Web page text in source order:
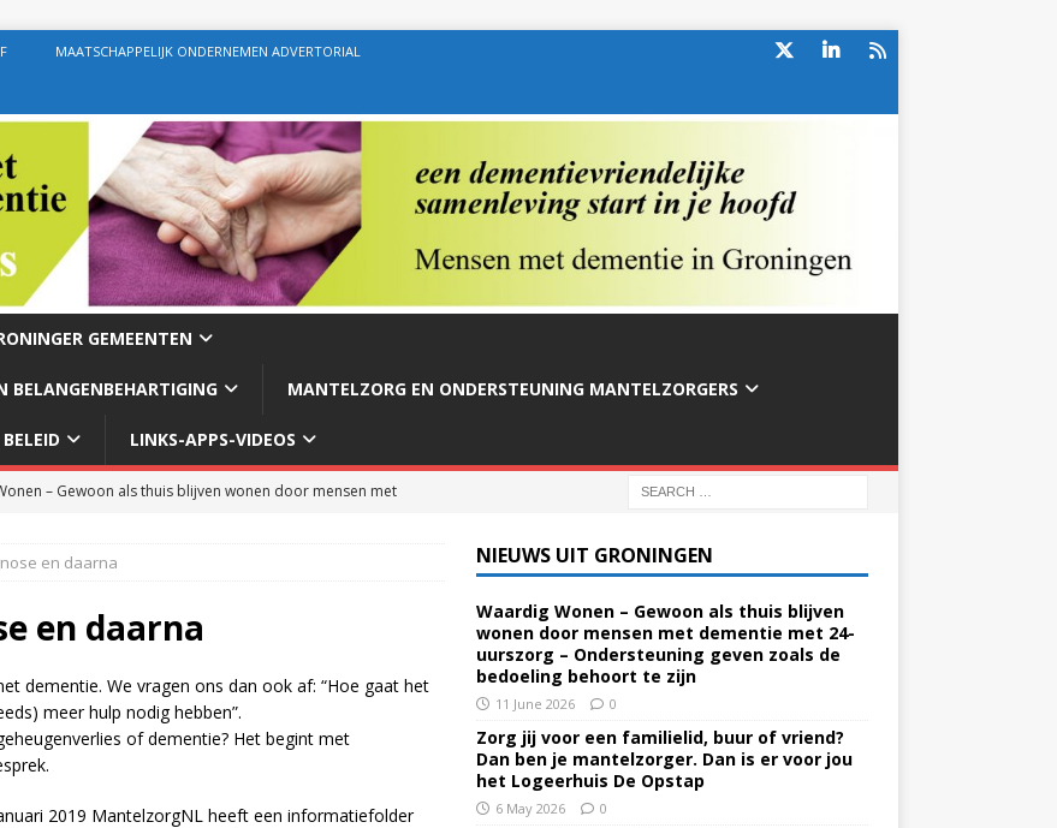
MAATSCHAPPELIJK ONDERNEMEN ADVERTORIAL
GEMEENTEN
BELANGENBEHARTIGING MANTELZORG EN ONDERSTEUNING MANTELZORGERS
LINKS-APPS-VIDEOS
– Gewoon als thuis blijven wonen door mensen met
een familielid, buur of vriend? Dan ben je mantelzorger. Dan
De Opstap
Mei 2026 – Mensen met dementie in Groningen
ALGEMEEN
April 2026 – Mensen met dementie in Groningen
en daarna
en daarna
dementie. We vragen ons dan ook af: “Hoe gaat het
meer hulp nodig hebben”.
of dementie? Het begint met
2019 MantelzorgNL heeft een informatiefolder
NIEUWS UIT GRONINGEN
Waardig Wonen – Gewoon als thuis blijven
wonen door mensen met dementie met 24-
uurszorg – Ondersteuning geven zoals de
bedoeling behoort te zijn
11 June 2026 0
Zorg jij voor een familielid, buur of vriend?
Dan ben je mantelzorger. Dan is er voor jou
het Logeerhuis De Opstap
6 May 2026 0